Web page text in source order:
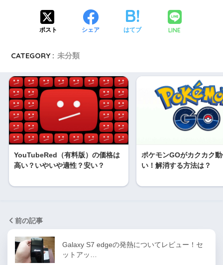
ポスト シェア はてブ LINE
CATEGORY : 未分類
YouTubeRed（有料版）の価格は
高い？いやいや適性？安い？
ポケモンGOがカクカク
い！解消する方法は？
前の記事
Galaxy S7 edgeの発熱についてレビュー！セ
ットアッ…